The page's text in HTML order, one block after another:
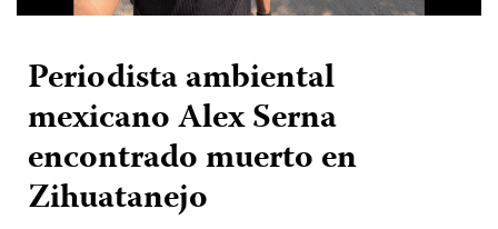
Periodista ambiental
mexicano Alex Serna
encontrado muerto en
Zihuatanejo